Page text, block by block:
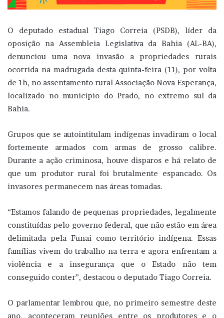
O deputado estadual Tiago Correia (PSDB), líder da
oposição na Assembleia Legislativa da Bahia (AL-BA),
denunciou uma nova invasão a propriedades rurais
ocorrida na madrugada desta quinta-feira (11), por volta
de 1h, no assentamento rural Associação Nova Esperança,
localizado no município do Prado, no extremo sul da
Bahia.
Grupos que se autointitulam indígenas invadiram o local
fortemente armados com armas de grosso calibre.
Durante a ação criminosa, houve disparos e há relato de
que um produtor rural foi brutalmente espancado. Os
invasores permanecem nas áreas tomadas.
“Estamos falando de pequenas propriedades, legalmente
constituídas pelo governo federal, que não estão em área
delimitada pela Funai como território indígena. Essas
famílias vivem do trabalho na terra e agora enfrentam a
violência e a insegurança que o Estado não tem
conseguido conter”, destacou o deputado Tiago Correia.
O parlamentar lembrou que, no primeiro semestre deste
ano, aconteceram reuniões entre os produtores e o